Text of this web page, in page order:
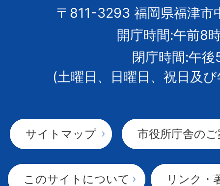
市
章
〒811-3293 福岡県福津市
開庁時間:午前8
閉庁時間:午後
(土曜日、日曜日、祝日及
サイトマップ 市役所庁舎の
このサイトについて リンク・